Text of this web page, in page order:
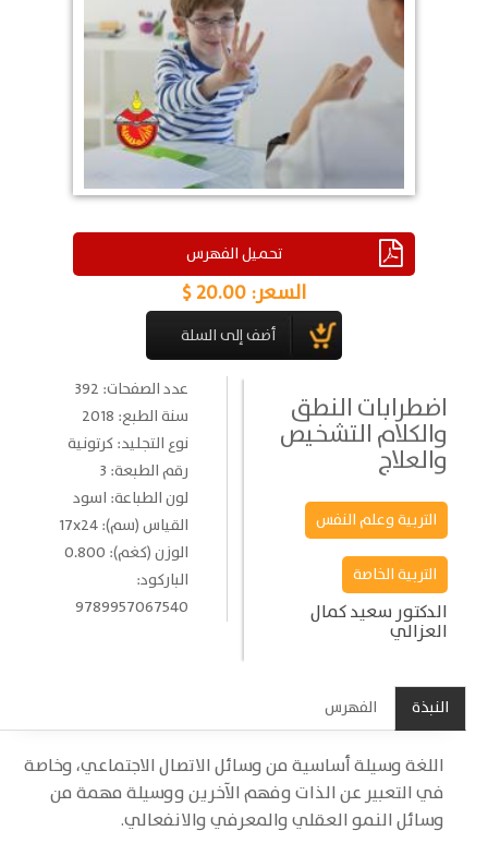
تحميل الفهرس
السعر: 20.00 $
اضطرابات النطق
والكلام التشخيص
والعلاج
التربية وعلم النفس
التربية الخاصة
الدكتور سعيد كمال
العزالي
عدد الصفحات: 392
سنة الطبع: 2018
نوع التجليد: كرتونية
رقم الطبعة: 3
لون الطباعة: اسود
القياس (سم): 17x24
الوزن (كغم): 0.800
الباركود:
9789957067540
النبذة الفهرس
اللغة وسيلة أساسية من وسائل الاتصال الاجتماعي، وخاصة
في التعبير عن الذات وفهم الآخرين ووسيلة مهمة من
وسائل النمو العقلي والمعرفي والانفعالي.